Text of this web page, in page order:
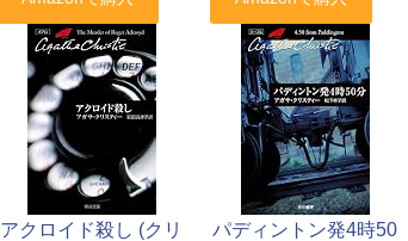
アクロイド殺し (クリ
パディントン発4時50